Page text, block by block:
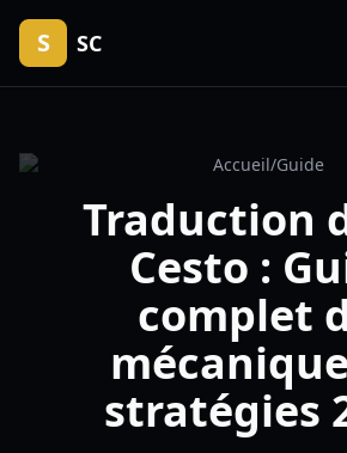
S SC
Accueil/Guide
Traduction
Cesto :
complet
stratégies